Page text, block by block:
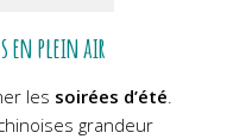
en plein air
les soirées d’été.
grandeur